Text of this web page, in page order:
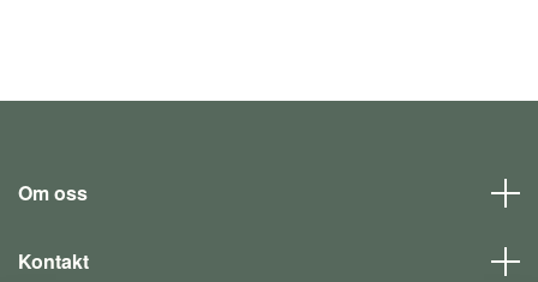
Om oss
Kontakt